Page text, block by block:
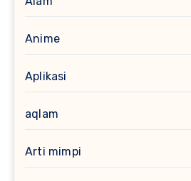
Anime
Aplikasi
aqlam
Arti mimpi